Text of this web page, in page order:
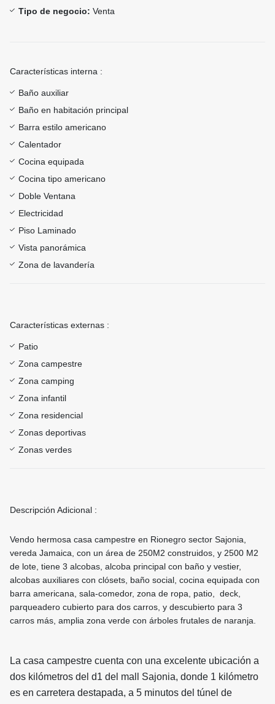
Tipo de negocio: Venta
Características interna :
Baño auxiliar
Baño en habitación principal
Barra estilo americano
Calentador
Cocina equipada
Cocina tipo americano
Doble Ventana
Electricidad
Piso Laminado
Vista panorámica
Zona de lavandería
Características externas :
Patio
Zona campestre
Zona camping
Zona infantil
Zona residencial
Zonas deportivas
Zonas verdes
Descripción Adicional :
Vendo hermosa casa campestre en Rionegro sector Sajonia,
vereda Jamaica, con un área de 250M2 construidos, y 2500 M2
de lote, tiene 3 alcobas, alcoba principal con baño y vestier,
alcobas auxiliares con clósets, baño social, cocina equipada con
barra americana, sala-comedor, zona de ropa, patio, deck,
parqueadero cubierto para dos carros, y descubierto para 3
carros más, amplia zona verde con árboles frutales de naranja.
La casa campestre cuenta con una excelente ubicación a
dos kilómetros del d1 del mall Sajonia, donde 1 kilómetro
es en carretera destapada, a 5 minutos del túnel de